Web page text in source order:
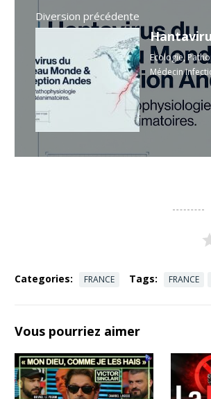
Diversion précédente
Ecologie,
Médecin
Categories: FRANCE Tags: FRANCE
Vous pourriez aimer